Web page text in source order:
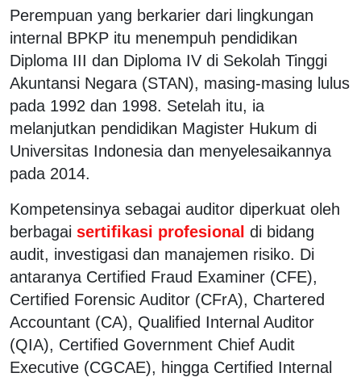
Perempuan yang berkarier dari lingkungan
internal BPKP itu menempuh pendidikan
Diploma III dan Diploma IV di Sekolah Tinggi
Akuntansi Negara (STAN), masing-masing lulus
pada 1992 dan 1998. Setelah itu, ia
melanjutkan pendidikan Magister Hukum di
Universitas Indonesia dan menyelesaikannya
pada 2014.
Kompetensinya sebagai auditor diperkuat oleh
berbagai sertifikasi profesional di bidang
audit, investigasi dan manajemen risiko. Di
antaranya Certified Fraud Examiner (CFE),
Certified Forensic Auditor (CFrA), Chartered
Accountant (CA), Qualified Internal Auditor
(QIA), Certified Government Chief Audit
Executive (CGCAE), hingga Certified Internal